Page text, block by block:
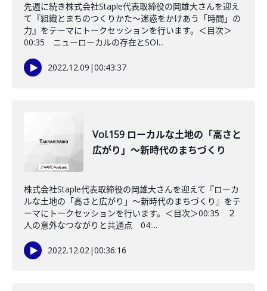
先週に続き株式会社Staple代表取締役の岡雄大さんを迎え
て『組織とまちのつくりかた～迷惑をかけあう「時間」の
力』をテーマにトークセッションを行います。＜目次＞
00:35 ニューローカルの存在とSOI...
2022.12.09 |00:43:37
Vol.159 ローカルな土地の「高さと
広がり」～新時代のまちづくり
株式会社Staple代表取締役の岡雄大さんを迎えて『ローカ
ルな土地の「高さと広がり」～新時代のまちづくり』をテ
ーマにトークセッションを行います。＜目次＞00:35 ２
人の意外なつながりと共通点 04:...
2022.12.02|00:36:16